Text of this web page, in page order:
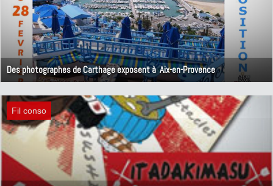
Des photographes de Carthage exposent à Aix-en-Provence
Fil conso